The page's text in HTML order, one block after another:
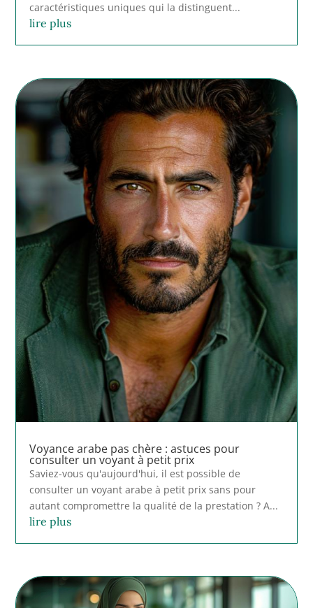
caractéristiques uniques qui la distinguent...
lire plus
Voyance arabe pas chère : astuces pour
consulter un voyant à petit prix
Saviez-vous qu'aujourd'hui, il est possible de
consulter un voyant arabe à petit prix sans pour
autant compromettre la qualité de la prestation ? A...
lire plus